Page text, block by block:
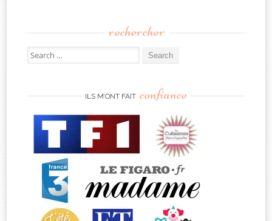
rechercher
Search
for:
ILS M’ONT FAIT confiance